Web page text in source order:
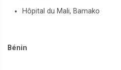
Hôpital du Mali, Bamako
Bénin